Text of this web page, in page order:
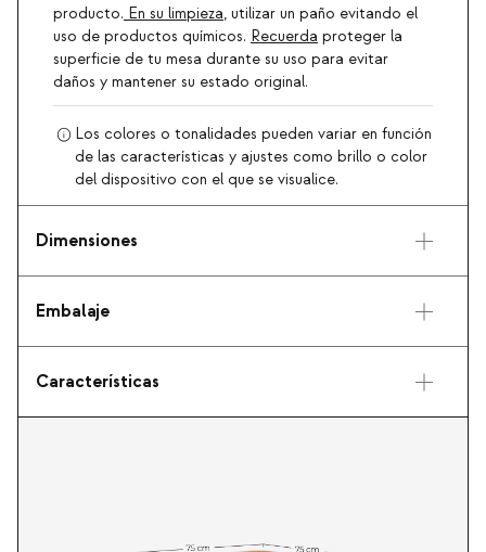
producto. En su limpieza, utilizar un paño evitando el
uso de productos químicos. Recuerda proteger la
superficie de tu mesa durante su uso para evitar
daños y mantener su estado original.
Los colores o tonalidades pueden variar en función
de las características y ajustes como brillo o color
del dispositivo con el que se visualice.
Dimensiones
Embalaje
Características